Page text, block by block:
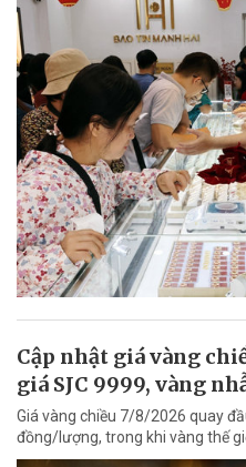
Cập nhật giá vàng
giá SJC 9999, vàng
Giá vàng chiều 7/8/2026 quay
đồng/lượng, trong khi vàng thế